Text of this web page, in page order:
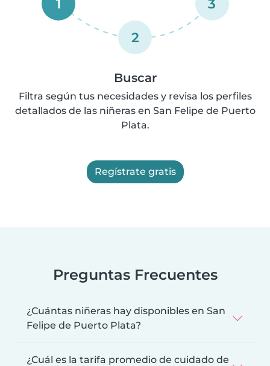
1
2
3
Buscar
Filtra según tus necesidades y revisa los perfiles
detallados de las niñeras en San Felipe de Puerto
Plata.
Regístrate gratis
Preguntas Frecuentes
¿Cuántas niñeras hay disponibles en San
Felipe de Puerto Plata?
¿Cuál es la tarifa promedio de cuidado de